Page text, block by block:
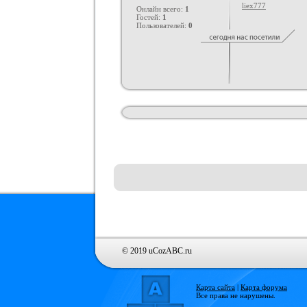
Онлайн всего: 1
Гостей: 1
Пользователей: 0
liex777
© 2019 uCozABC.ru
Карта сайта | Карта форума
Все права не нарушены.